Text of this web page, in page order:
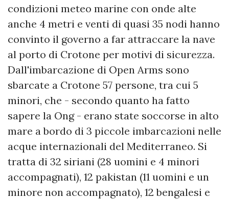
condizioni meteo marine con onde alte
anche 4 metri e venti di quasi 35 nodi hanno
convinto il governo a far attraccare la nave
al porto di Crotone per motivi di sicurezza.
Dall'imbarcazione di Open Arms sono
sbarcate a Crotone 57 persone, tra cui 5
minori, che - secondo quanto ha fatto
sapere la Ong - erano state soccorse in alto
mare a bordo di 3 piccole imbarcazioni nelle
acque internazionali del Mediterraneo. Si
tratta di 32 siriani (28 uomini e 4 minori
accompagnati), 12 pakistan (11 uomini e un
minore non accompagnato), 12 bengalesi e